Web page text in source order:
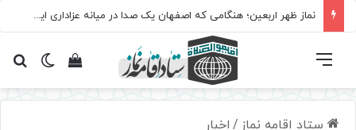
نماز ظهر اربعین؛ هنگامی که اصفهان یک صدا در میانه عزاداری ایستاد
تغییرمشاهده فهرست
ستاد اقامه نماز / اخبار